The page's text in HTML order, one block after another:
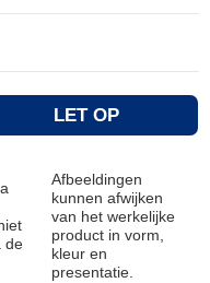
LET OP
de
Afbeeldingen
kunnen afwijken
van het werkelijke
product in vorm,
kleur en
presentatie.